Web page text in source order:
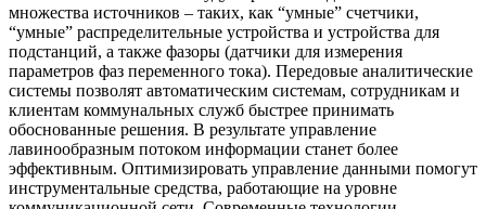
множества источников – таких, как “умные” счетчики,
“умные” распределительные устройства и устройства для
подстанций, а также фазоры (датчики для измерения
параметров фаз переменного тока). Передовые аналитические
системы позволят автоматическим системам, сотрудникам и
клиентам коммунальных служб быстрее принимать
обоснованные решения. В результате управление
лавинообразным потоком информации станет более
эффективным. Оптимизировать управление данными помогут
инструментальные средства, работающие на уровне